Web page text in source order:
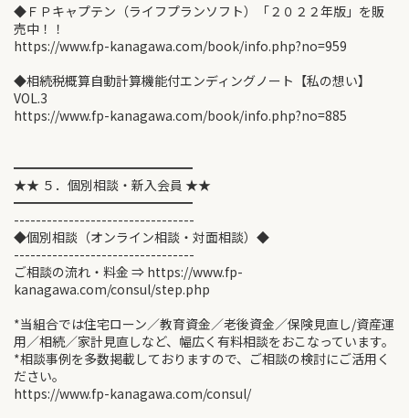
◆ＦＰキャプテン（ライフプランソフト）「２０２２年版」を販
売中！！
https://www.fp-kanagawa.com/book/info.php?no=959
◆相続税概算自動計算機能付エンディングノート【私の想い】
VOL.3
https://www.fp-kanagawa.com/book/info.php?no=885
━━━━━━━━━━━━━━
★★ ５．個別相談・新入会員 ★★
━━━━━━━━━━━━━━
---------------------------------
◆個別相談（オンライン相談・対面相談）◆
---------------------------------
ご相談の流れ・料金 ⇒ https://www.fp-
kanagawa.com/consul/step.php
*当組合では住宅ローン／教育資金／老後資金／保険見直し/資産運
用／相続／家計見直しなど、幅広く有料相談をおこなっています。
*相談事例を多数掲載しておりますので、ご相談の検討にご活用く
ださい。
https://www.fp-kanagawa.com/consul/